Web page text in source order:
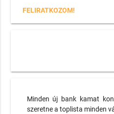
FELIRATKOZOM!
Minden új bank kamat
szeretne a toplista minden